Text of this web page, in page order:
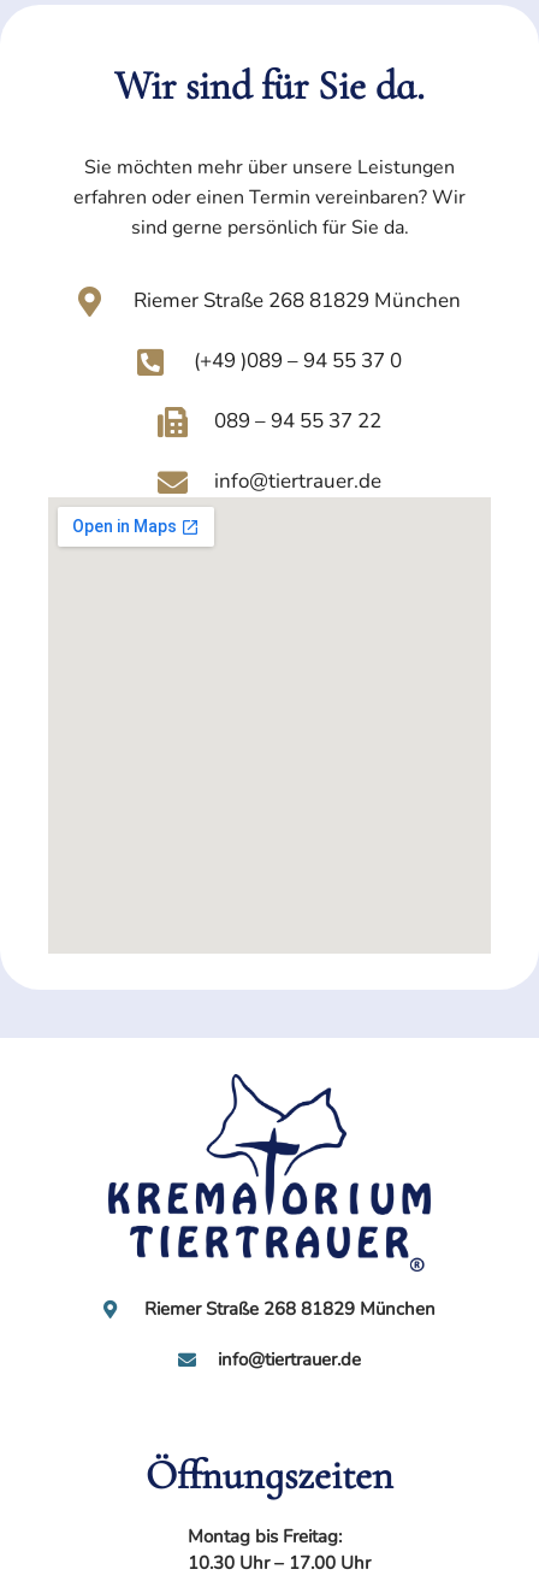
Wir sind für Sie da.
Sie möchten mehr über unsere Leistungen
erfahren oder einen Termin vereinbaren? Wir
sind gerne persönlich für Sie da.
Riemer Straße 268 81829 München
(+49 )089 – 94 55 37 0
089 – 94 55 37 22
info@tiertrauer.de
Riemer Straße 268 81829 München
info@tiertrauer.de
Öffnungszeiten
Montag bis Freitag:
10.30 Uhr – 17.00 Uhr